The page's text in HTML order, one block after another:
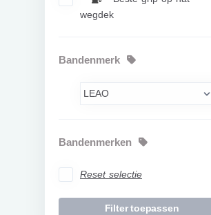
wegdek
Bandenmerk
Bandenmerken
Reset selectie